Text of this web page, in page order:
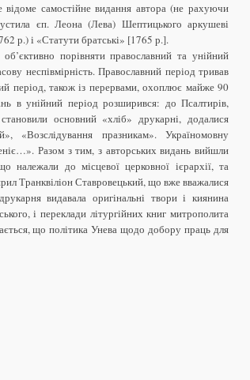
відоме самостійне видання автора (не рахуючи
єп. Леона (Лева) Шептицького аркушеві
р.) і «Статути братські» [1765 р.].
порівняти православний та унійний
неспівмірність. Православний період тривав
період, також із перервами, охоплює майже 90
в унійний період розширився: до Псалтирів,
основний «хліб» друкарні, додалися
«Возслідування празникам». Україномовну
Разом з тим, з авторських видань вийшли
до місцевої церковної ієрархії, та
Транквіліон Ставровецький, що вже вважалися
видавала оригінальні твори і киянина
і переклади літургійних книг митрополита
що політика Унева щодо добору праць для